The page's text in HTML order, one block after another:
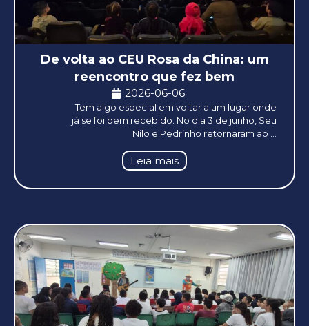
De volta ao CEU Rosa da China: um
reencontro que fez bem
2026-06-06
Tem algo especial em voltar a um lugar onde
já se foi bem recebido. No dia 3 de junho, Seu
Nilo e Pedrinho retornaram ao ...
Leia mais